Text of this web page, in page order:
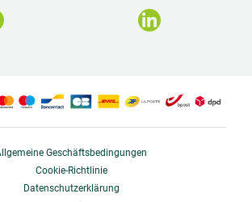
Geschäftsbedingungen
Cookie-Richtlinie
Datenschutzerklärung